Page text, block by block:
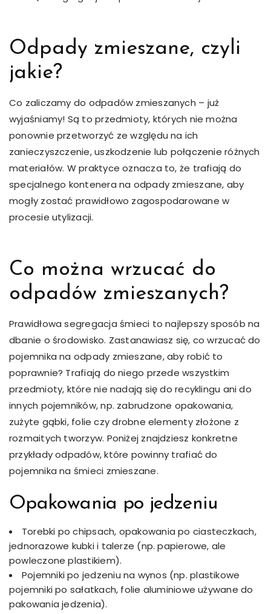
Odpady zmieszane, czyli
jakie?
Co zaliczamy do odpadów zmieszanych – już
wyjaśniamy! Są to przedmioty, których nie można
ponownie przetworzyć ze względu na ich
zanieczyszczenie, uszkodzenie lub połączenie różnych
materiałów. W praktyce oznacza to, że trafiają do
specjalnego kontenera na odpady zmieszane, aby
mogły zostać prawidłowo zagospodarowane w
procesie utylizacji.
Co można wrzucać do
odpadów zmieszanych?
Prawidłowa segregacja śmieci to najlepszy sposób na
dbanie o środowisko. Zastanawiasz się, co wrzucać do
pojemnika na odpady zmieszane, aby robić to
poprawnie? Trafiają do niego przede wszystkim
przedmioty, które nie nadają się do recyklingu ani do
innych pojemników, np. zabrudzone opakowania,
zużyte gąbki, folie czy drobne elementy złożone z
rozmaitych tworzyw. Poniżej znajdziesz konkretne
przykłady odpadów, które powinny trafiać do
pojemnika na śmieci zmieszane.
Opakowania po jedzeniu
Torebki po chipsach, opakowania po ciasteczkach,
jednorazowe kubki i talerze (np. papierowe, ale
powleczone plastikiem).
Pojemniki po jedzeniu na wynos (np. plastikowe
pojemniki po sałatkach, folie aluminiowe używane do
pakowania jedzenia).